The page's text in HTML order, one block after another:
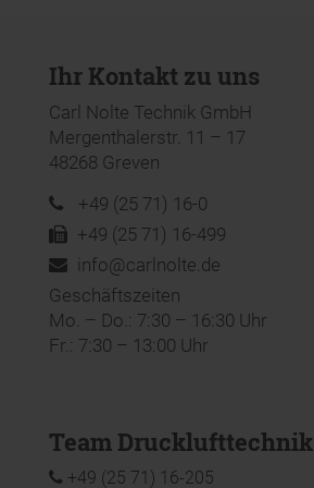
Ihr Kontakt zu uns
Carl Nolte Technik GmbH
Mergenthalerstr. 11 – 17
48268 Greven
+49 (25 71) 16-0
+49 (25 71) 16-499
info@carlnolte.de
Geschäftszeiten
Mo. – Do.: 7:30 – 16:30 Uhr
Fr.: 7:30 – 13:00 Uhr
Team Drucklufttechnik
+49 (25 71) 16-205